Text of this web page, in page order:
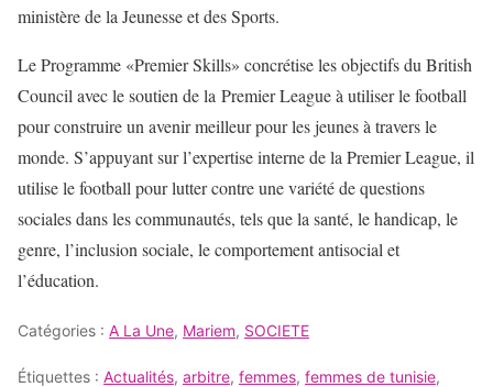
ministère de la Jeunesse et des Sports.
Le Programme «Premier Skills» concrétise les objectifs du British
Council avec le soutien de la Premier League à utiliser le football
pour construire un avenir meilleur pour les jeunes à travers le
monde. S’appuyant sur l’expertise interne de la Premier League, il
utilise le football pour lutter contre une variété de questions
sociales dans les communautés, tels que la santé, le handicap, le
genre, l’inclusion sociale, le comportement antisocial et
l’éducation.
Catégories : A La Une, Mariem, SOCIETE
Étiquettes : Actualités, arbitre, femmes, femmes de tunisie,